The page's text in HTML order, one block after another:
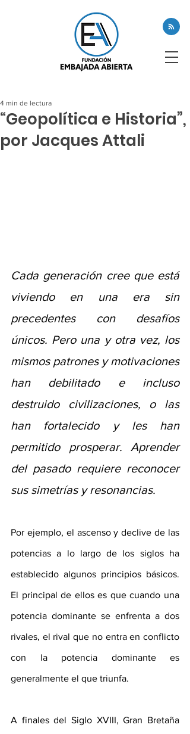
“Geopolítica e Historia”,
por Jacques Attali
4 min de lectura
Cada generación cree que está
viviendo en una era sin
precedentes con desafíos
únicos. Pero una y otra vez, los
mismos patrones y motivaciones
han debilitado e incluso
destruido civilizaciones, o las
han fortalecido y les han
permitido prosperar. Aprender
del pasado requiere reconocer
sus simetrías y resonancias.
Por ejemplo, el ascenso y declive de las
potencias a lo largo de los siglos ha
establecido algunos principios básicos.
El principal de ellos es que cuando una
potencia dominante se enfrenta a dos
rivales, el rival que no entra en conflicto
con la potencia dominante es
generalmente el que triunfa.
A finales del Siglo XVIII, Gran Bretaña